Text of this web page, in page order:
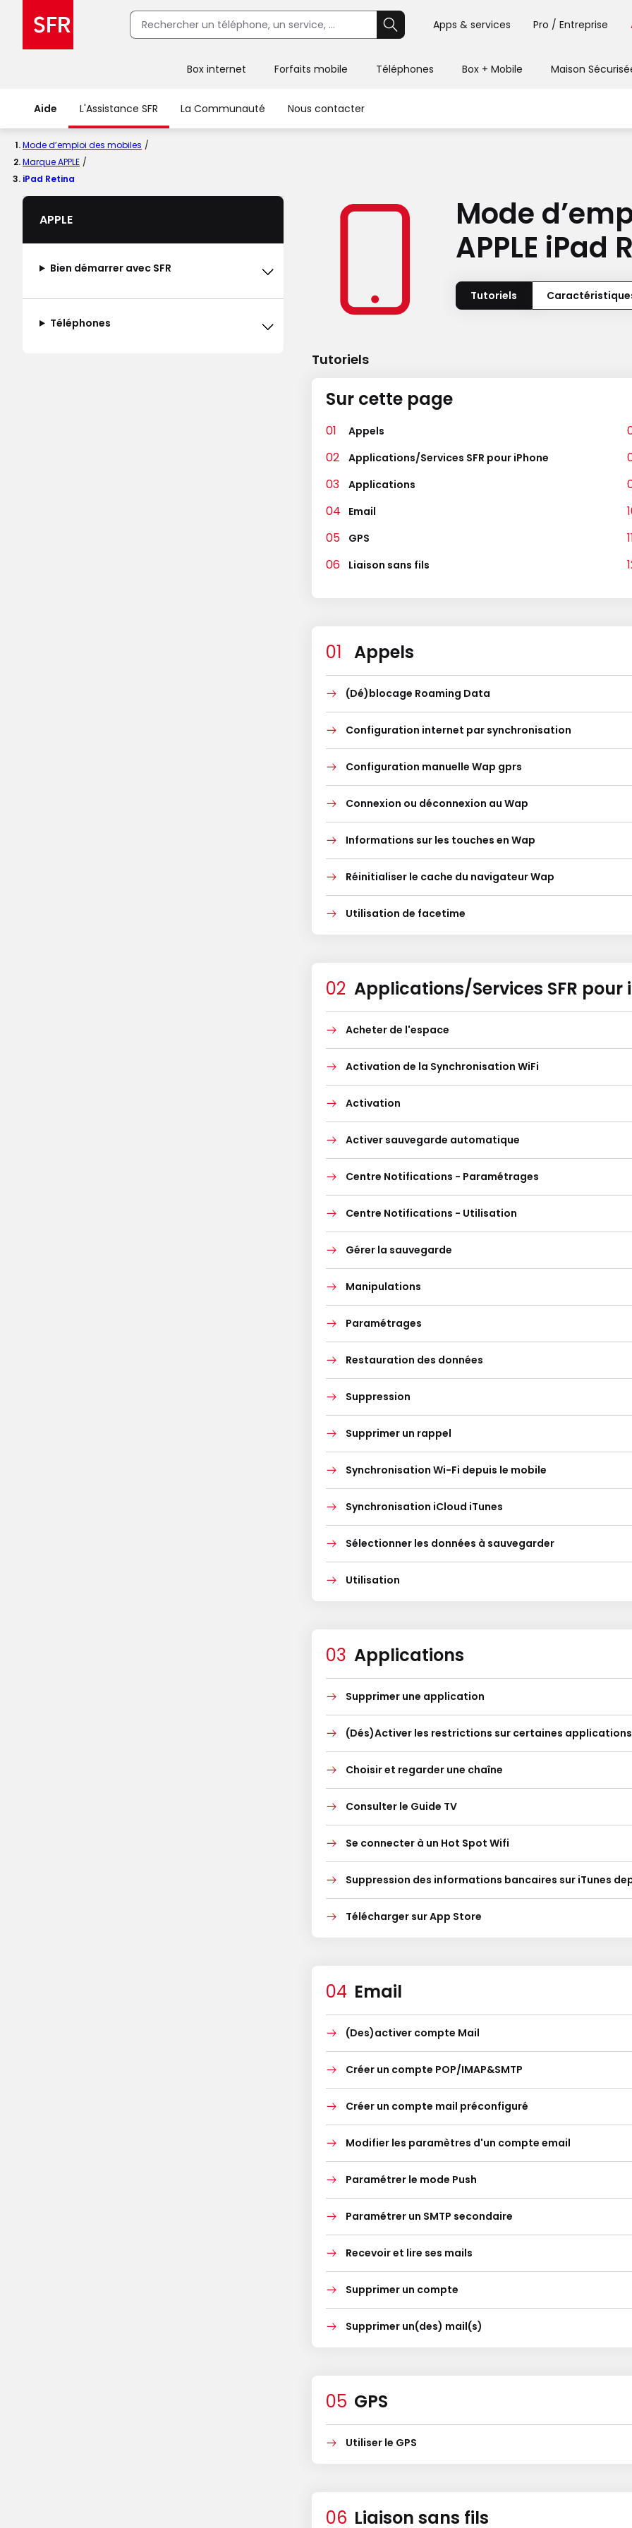
Apps & services Pro / Entreprise
Box internet Forfaits mobile Téléphones Box + Mobile Maison
Aide L'Assistance SFR La Communauté Nous contacter
Mode d’emploi des mobiles
Marque APPLE
iPad Retina
APPLE
Bien démarrer avec SFR
Téléphones
Mode
APPLE iPad
Tutoriels
Tutoriels
Sur cette page
Appels
Applications/Services SFR pour iPhone
Applications
Email
GPS
Liaison sans fils
Appels
(Dé)blocage Roaming Data
Configuration internet par synchronisation
Configuration manuelle Wap gprs
Connexion ou déconnexion au Wap
Informations sur les touches en Wap
Réinitialiser le cache du navigateur Wap
Utilisation de facetime
Applications/Services SFR pour
Acheter de l'espace
Activation de la Synchronisation WiFi
Activation
Activer sauvegarde automatique
Centre Notifications - Paramétrages
Centre Notifications - Utilisation
Gérer la sauvegarde
Manipulations
Paramétrages
Restauration des données
Suppression
Supprimer un rappel
Synchronisation Wi-Fi depuis le mobile
Synchronisation iCloud iTunes
Sélectionner les données à sauvegarder
Utilisation
Applications
Supprimer une application
(Dés)Activer les restrictions sur certaines applications
Choisir et regarder une chaîne
Consulter le Guide TV
Se connecter à un Hot Spot Wifi
Suppression des informations bancaires sur iTunes
Télécharger sur App Store
Email
(Des)activer compte Mail
Créer un compte POP/IMAP&SMTP
Créer un compte mail préconfiguré
Modifier les paramètres d'un compte email
Paramétrer le mode Push
Paramétrer un SMTP secondaire
Recevoir et lire ses mails
Supprimer un compte
Supprimer un(des) mail(s)
GPS
Utiliser le GPS
Liaison sans fils